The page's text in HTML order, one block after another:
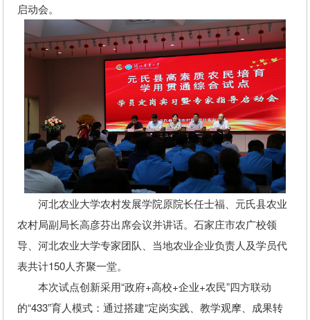
启动会。
河北农业大学农村发展学院原院长任士福、元氏县农业
农村局副局长高彦芬出席会议并讲话。石家庄市农广校领
导、河北农业大学专家团队、当地农业企业负责人及学员代
表共计150人齐聚一堂。
本次试点创新采用“政府+高校+企业+农民”四方联动
的“433”育人模式：通过搭建“定岗实践、教学观摩、成果转